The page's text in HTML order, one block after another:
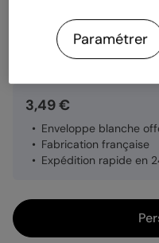
Quantité
3,49 €
Enveloppe blanche
Fabrication française
Expédition rapide en
Paramétrer